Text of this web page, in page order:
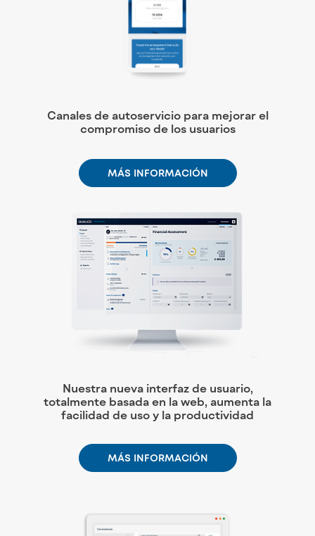
Canales de autoservicio para mejorar el
compromiso de los usuarios
MÁS INFORMACIÓN
Nuestra nueva interfaz de usuario,
totalmente basada en la web, aumenta la
facilidad de uso y la productividad
MÁS INFORMACIÓN